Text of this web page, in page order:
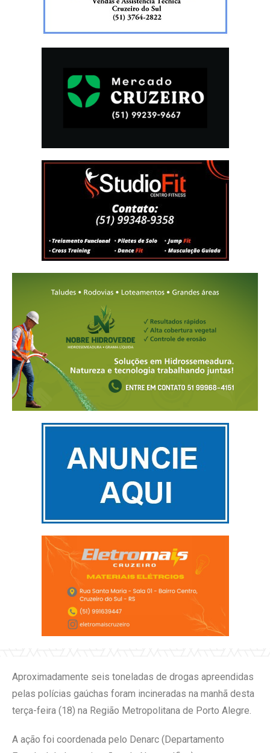
Aproximadamente seis toneladas de drogas apreendidas
pelas polícias gaúchas foram incineradas na manhã desta
terça-feira (18) na Região Metropolitana de Porto Alegre.
A ação foi coordenada pelo Denarc (Departamento